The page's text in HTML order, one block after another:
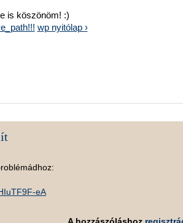
is köszönöm! :)
wp nyitólap ›
eA
A hozzászóláshoz